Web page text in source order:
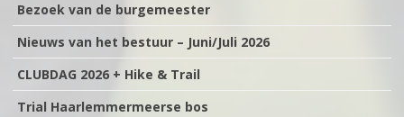
Bezoek van de burgemeester
Nieuws van het bestuur – Juni/Juli 2026
CLUBDAG 2026 + Hike & Trail
Trial Haarlemmermeerse bos